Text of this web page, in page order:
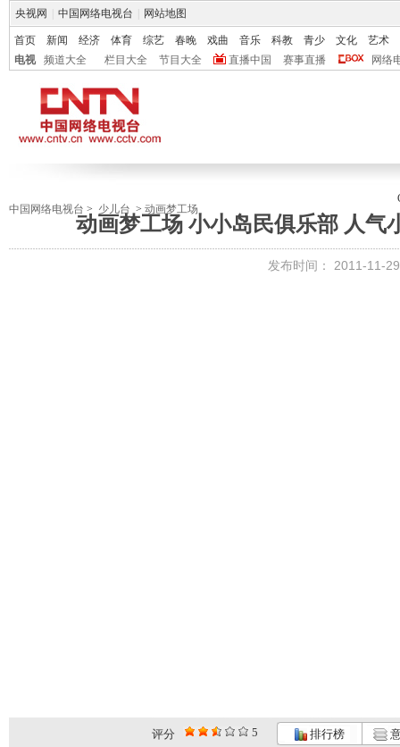
央视网 中国网络电视台 网站地图
首页 新闻 经济 体育 综艺 春晚 戏曲 音乐 科教 青少 文化
艺术
电视
频道大全 栏目大全 节目大全 直播中国 赛事直播 网络
中国网络电视台 > 少儿台 > 动画梦工场
动画梦工场 小小岛民俱乐部 人气
发布时间： 2011-11-
评分 5 排行榜
动画梦工场... 动画梦工场...